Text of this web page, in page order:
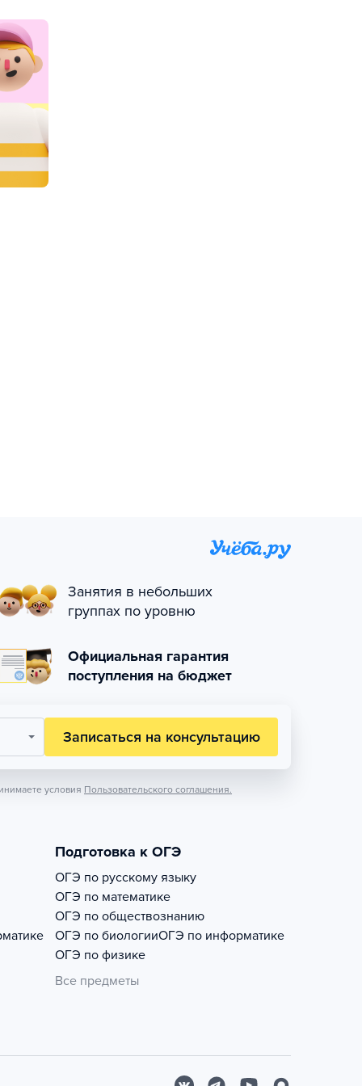
Занятия в небольших
группах по уровню
Официальная гарантия
поступления на бюджет
Записаться на консультацию
условия Пользовательского соглашения.
Подготовка к ОГЭ
ОГЭ по русскому языку
ОГЭ по математике
ОГЭ по обществознанию
ОГЭ по биологииОГЭ по информатике
ОГЭ по физике
Все предметы